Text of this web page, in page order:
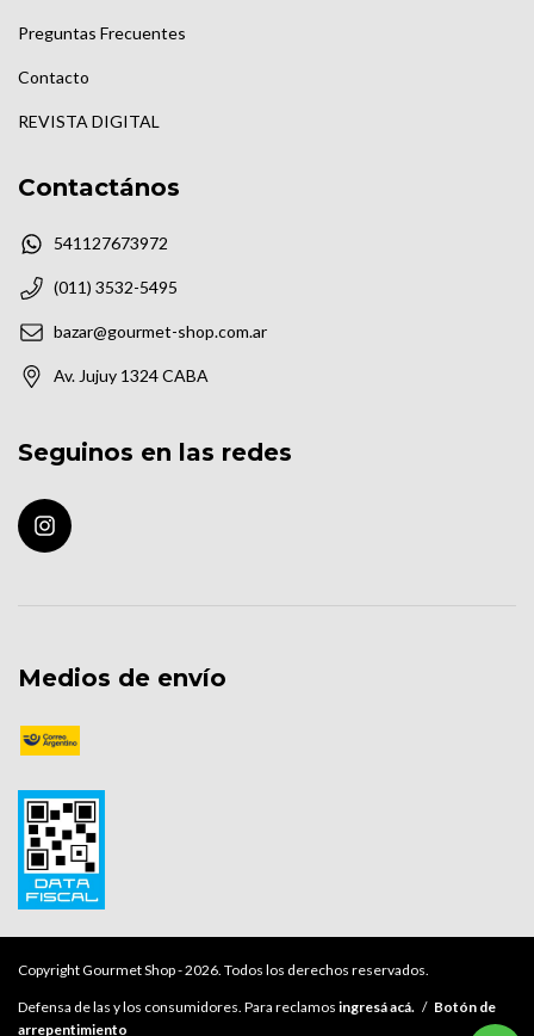
Preguntas Frecuentes
Contacto
REVISTA DIGITAL
Contactános
541127673972
(011) 3532-5495
bazar@gourmet-shop.com.ar
Av. Jujuy 1324 CABA
Seguinos en las redes
Medios de envío
Copyright Gourmet Shop - 2026. Todos los derechos reservados.
Defensa de las y los consumidores. Para reclamos ingresá acá. / Botón de
arrepentimiento